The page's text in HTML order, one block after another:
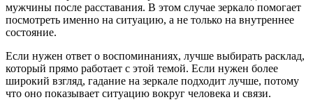
мужчины после расставания. В этом случае зеркало помогает
посмотреть именно на ситуацию, а не только на внутреннее
состояние.
Если нужен ответ о воспоминаниях, лучше выбирать расклад,
который прямо работает с этой темой. Если нужен более
широкий взгляд, гадание на зеркале подходит лучше, потому
что оно показывает ситуацию вокруг человека и связи.